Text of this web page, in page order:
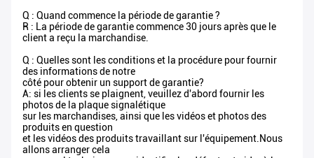
Q : Quand commence la période de garantie ?
R : La période de garantie commence 30 jours après que le
client a reçu la marchandise.
Q : Quelles sont les conditions et la procédure pour fournir
des informations de notre
côté pour obtenir un support de garantie?
A: si les clients se plaignent, veuillez d'abord fournir les
photos de la plaque signalétique
sur les marchandises, ainsi que les vidéos et photos des
produits en question
et les vidéos des produits travaillant sur l'équipement.Nous
allons arranger cela